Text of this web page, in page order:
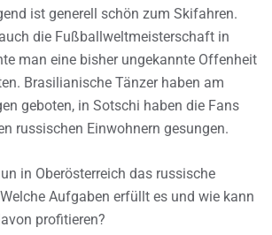
ist generell schön zum Skifahren.
die Fußballweltmeisterschaft in
man eine bisher ungekannte Offenheit
Brasilianische Tänzer haben am
geboten, in Sotschi haben die Fans
russischen Einwohnern gesungen.
in Oberösterreich das russische
Aufgaben erfüllt es und wie kann
profitieren?